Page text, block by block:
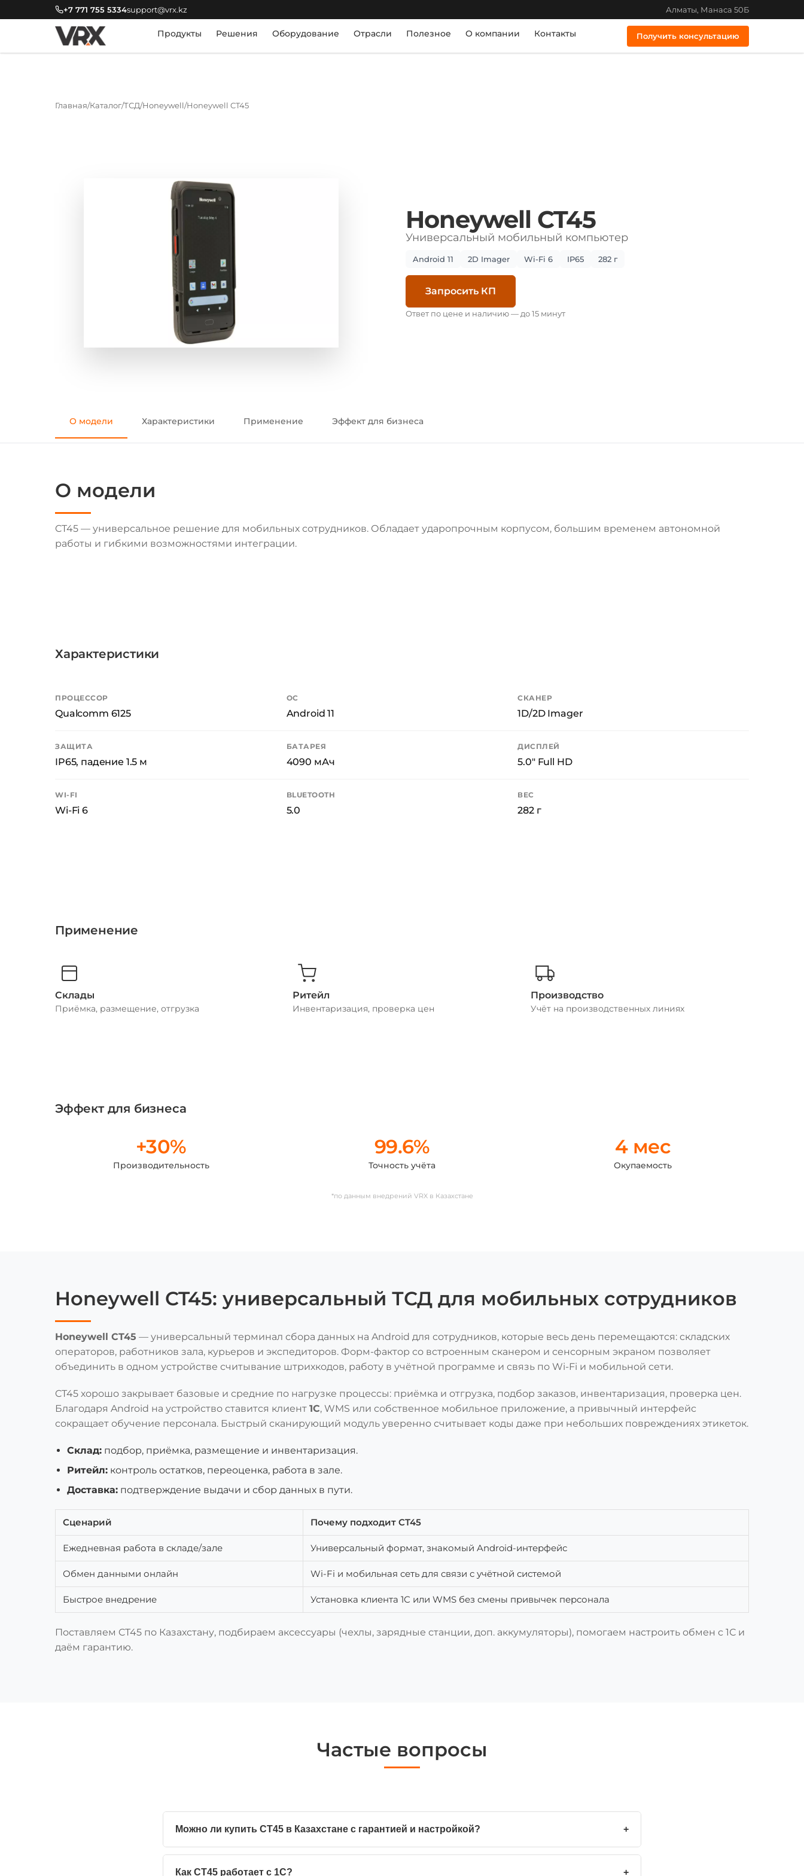
+7 771 755 5334support@vrx.kz Алматы, Манаса 50Б
Продукты Решения Оборудование Отрасли Полезное О компании Контакты Получить консультацию
Главная Каталог ТСД Honeywell Honeywell CT45
Honeywell CT45
Универсальный мобильный компьютер
Android 11 2D Imager Wi-Fi 6 IP65 282 г
Запросить КП
Ответ по цене и наличию — до 15 минут
О модели Характеристики Применение Эффект для бизнеса
О модели
CT45 — универсальное решение для мобильных сотрудников. Обладает ударопрочным корпусом, большим временем автономной
работы и гибкими возможностями интеграции.
Характеристики
ПРОЦЕССОР
Qualcomm 6125
ОС
Android 11
СКАНЕР
1D/2D Imager
ЗАЩИТА
IP65, падение 1.5 м
БАТАРЕЯ
4090 мАч
ДИСПЛЕЙ
5.0" Full HD
WI-FI
Wi-Fi 6
BLUETOOTH
5.0
ВЕС
282 г
Применение
Склады
Приёмка, размещение, отгрузка
Ритейл
Инвентаризация, проверка цен
Производство
Учёт на производственных линиях
Эффект для бизнеса
+30%
Производительность
99.6%
Точность учёта
4 мес
Окупаемость
*по данным внедрений VRX в Казахстане
Honeywell CT45: универсальный ТСД для мобильных сотрудников
Honeywell CT45 — универсальный терминал сбора данных на Android для сотрудников, которые весь день перемещаются: складских
операторов, работников зала, курьеров и экспедиторов. Форм-фактор со встроенным сканером и сенсорным экраном позволяет
объединить в одном устройстве считывание штрихкодов, работу в учётной программе и связь по Wi-Fi и мобильной сети.
CT45 хорошо закрывает базовые и средние по нагрузке процессы: приёмка и отгрузка, подбор заказов, инвентаризация, проверка цен.
Благодаря Android на устройство ставится клиент 1С, WMS или собственное мобильное приложение, а привычный интерфейс
сокращает обучение персонала. Быстрый сканирующий модуль уверенно считывает коды даже при небольших повреждениях этикеток.
Склад: подбор, приёмка, размещение и инвентаризация.
Ритейл: контроль остатков, переоценка, работа в зале.
Доставка: подтверждение выдачи и сбор данных в пути.
Сценарий Почему подходит CT45
Ежедневная работа в складе/зале Универсальный формат, знакомый Android-интерфейс
Обмен данными онлайн Wi-Fi и мобильная сеть для связи с учётной системой
Быстрое внедрение Установка клиента 1С или WMS без смены привычек персонала
Поставляем CT45 по Казахстану, подбираем аксессуары (чехлы, зарядные станции, доп. аккумуляторы), помогаем настроить обмен с 1С и
даём гарантию.
Частые вопросы
Можно ли купить CT45 в Казахстане с гарантией и настройкой? +
Как CT45 работает с 1С? +